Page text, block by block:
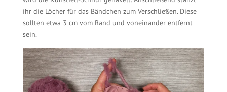
ihr die Löcher für das Bändchen zum Verschließen. Diese
sollten etwa 3 cm vom Rand und voneinander entfernt
sein.